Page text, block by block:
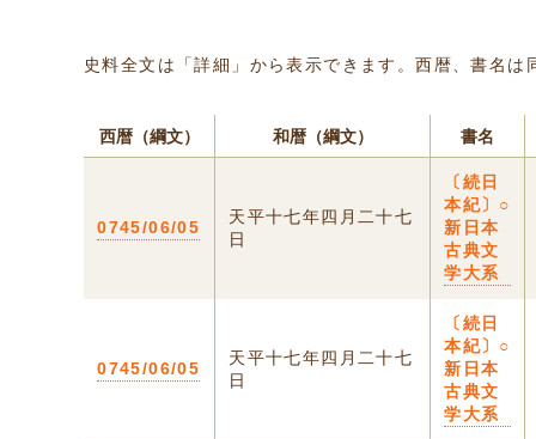
史料全文は「詳細」から表示できます。西暦、書名
西暦（綱文） 和暦（綱文） 書名
0745/06/05
天平十七年四月二十七
日
〔続日
本紀〕○
新日本
古典文
学大系
0745/06/05
天平十七年四月二十七
日
〔続日
本紀〕○
新日本
古典文
学大系